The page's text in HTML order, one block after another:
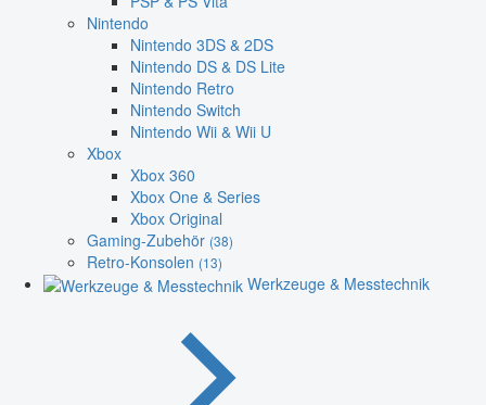
Nintendo
Nintendo 3DS & 2DS
Nintendo DS & DS Lite
Nintendo Retro
Nintendo Switch
Nintendo Wii & Wii U
Xbox
Xbox 360
Xbox One & Series
Xbox Original
Gaming-Zubehör (38)
Retro-Konsolen (13)
Werkzeuge & Messtechnik